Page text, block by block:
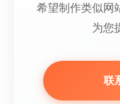
希望制作类似网
为您
联